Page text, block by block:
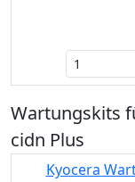
Wartungskits
cidn Plus
Kyocera